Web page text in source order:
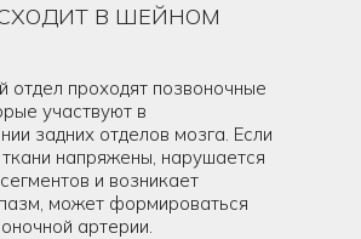
В ШЕЙНОМ
отдел проходят позвоночные
участвуют в
задних отделов мозга. Если
напряжены, нарушается
и возникает
может формироваться
артерии.